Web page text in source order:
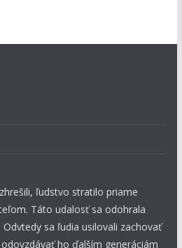
ľudstvo stratilo priame
Táto udalosť sa odohrala
sa ľudia usilovali zachovať
ho ďalším generáciám